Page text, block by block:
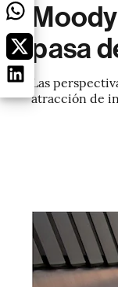
pasa
Las
atracción de